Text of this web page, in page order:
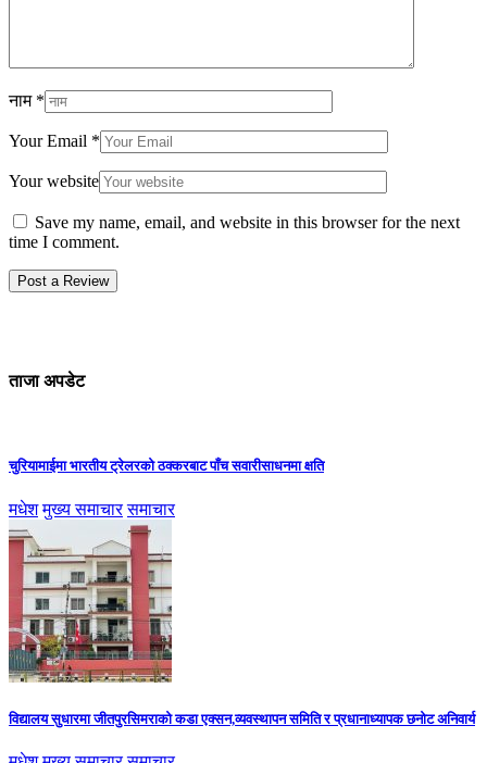
नाम *
Your Email *
Your website
Save my name, email, and website in this browser for the next
time I comment.
ताजा अपडेट
चुरियामाईमा भारतीय ट्रेलरको ठक्करबाट पाँच सवारीसाधनमा क्षति
मधेश मुख्य समाचार समाचार
विद्यालय सुधारमा जीतपुरसिमराको कडा एक्सन,व्यवस्थापन समिति र प्रधानाध्यापक छनोट अनिवार्य